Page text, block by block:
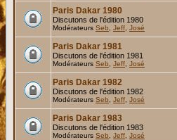
Paris Dakar 1980
Discutons de l'édition 1980
Modérateurs Seb Jeff José
Paris Dakar 1981
Discutons de l'édition 1981
Modérateurs Seb Jeff José
Paris Dakar 1982
Discutons de l'édition 1982
Modérateurs Seb Jeff José
Paris Dakar 1983
Discutons de l'édition 1983
Modérateurs Seb Jeff José